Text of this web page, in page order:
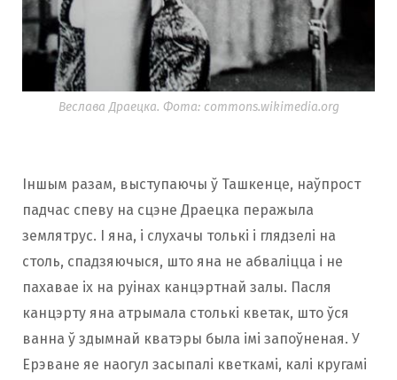
Веслава Драецка. Фота: commons.wikimedia.org
Іншым разам, выступаючы ў Ташкенце, наўпрост
падчас спеву на сцэне Драецка перажыла
землятрус. І яна, і слухачы толькі і глядзелі на
столь, спадзяючыся, што яна не абваліцца і не
пахавае іх на руінах канцэртнай залы. Пасля
канцэрту яна атрымала столькі кветак, што ўся
ванна ў здымнай кватэры была імі запоўненая. У
Ерэване яе наогул засыпалі кветкамі, калі кругамі